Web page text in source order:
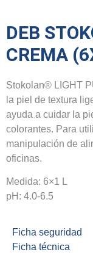
DEB
CREMA
Stokolan® LIGHT
la piel de textura
ayuda a cuidar la
colorantes. Para
manipulación de
oficinas.
Medida: 6×1 L
pH: 4.0-6.5
Ficha seguridad
Ficha técnica